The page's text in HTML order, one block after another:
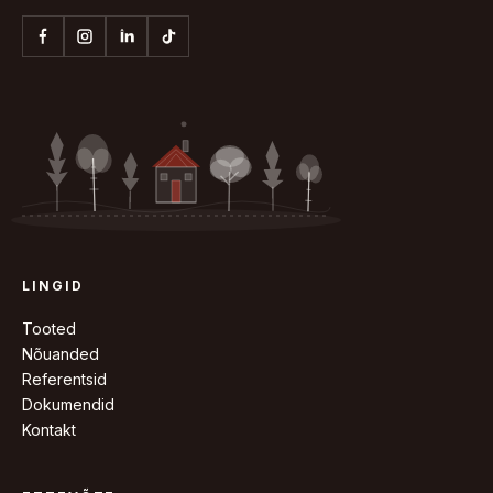
LINGID
Tooted
Nõuanded
Referentsid
Dokumendid
Kontakt